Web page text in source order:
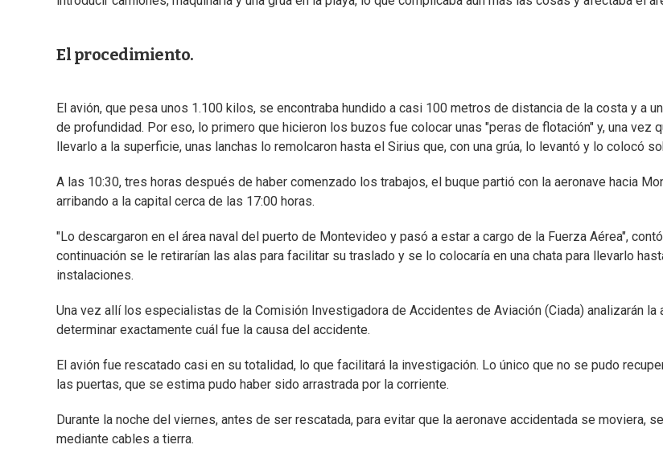
El procedimiento.
El avión, que pesa unos 1.100 kilos, se encontraba hundido a casi 100 metros de distancia de la costa y a
de profundidad. Por eso, lo primero que hicieron los buzos fue colocar unas "peras de flotación" y, una vez
llevarlo a la superficie, unas lanchas lo remolcaron hasta el Sirius que, con una grúa, lo levantó y lo colocó
A las 10:30, tres horas después de haber comenzado los trabajos, el buque partió con la aeronave hacia
arribando a la capital cerca de las 17:00 horas.
"Lo descargaron en el área naval del puerto de Montevideo y pasó a estar a cargo de la Fuerza Aérea",
continuación se le retirarían las alas para facilitar su traslado y se lo colocaría en una chata para llevarlo
instalaciones.
Una vez allí los especialistas de la Comisión Investigadora de Accidentes de Aviación (Ciada) analizarán la
determinar exactamente cuál fue la causa del accidente.
El avión fue rescatado casi en su totalidad, lo que facilitará la investigación. Lo único que no se pudo
las puertas, que se estima pudo haber sido arrastrada por la corriente.
Durante la noche del viernes, antes de ser rescatada, para evitar que la aeronave accidentada se moviera,
mediante cables a tierra.